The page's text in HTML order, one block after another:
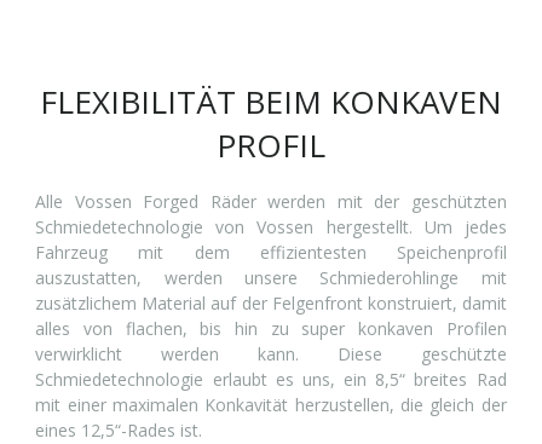
FLEXIBILITÄT BEIM KONKAVEN
PROFIL
Alle Vossen Forged Räder werden mit der geschützten
Schmiedetechnologie von Vossen hergestellt. Um jedes
Fahrzeug mit dem effizientesten Speichenprofil
auszustatten, werden unsere Schmiederohlinge mit
zusätzlichem Material auf der Felgenfront konstruiert, damit
alles von flachen, bis hin zu super konkaven Profilen
verwirklicht werden kann. Diese geschützte
Schmiedetechnologie erlaubt es uns, ein 8,5“ breites Rad
mit einer maximalen Konkavität herzustellen, die gleich der
eines 12,5“-Rades ist.